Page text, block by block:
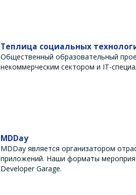
Теплица социальных
Общественный образовательный
некоммерческим сектором и IT-
MDDay
MDDay является организатором
приложений. Наши форматы
Developer Garage.